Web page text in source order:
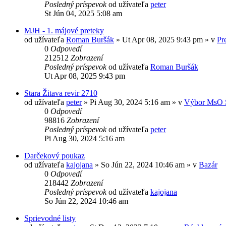
Posledný príspevokod užívateľa peter
St Jún 04, 2025 5:08 am
MJH - 1. májové preteky
od užívateľa Roman Buršák » Ut Apr 08, 2025 9:43 pm » v
0 Odpovedí
212512 Zobrazení
Posledný príspevokod užívateľa Roman Buršák
Ut Apr 08, 2025 9:43 pm
Stara Žitava revir 2710
od užívateľa peter» Pi Aug 30, 2024 5:16 am » v Výbor MsO
0 Odpovedí
98816 Zobrazení
Posledný príspevokod užívateľa peter
Pi Aug 30, 2024 5:16 am
Darčekový poukaz
od užívateľa kajojana » So Jún 22, 2024 10:46 am » v Bazár
0 Odpovedí
218442 Zobrazení
Posledný príspevokod užívateľa kajojana
So Jún 22, 2024 10:46 am
Sprievodné listy